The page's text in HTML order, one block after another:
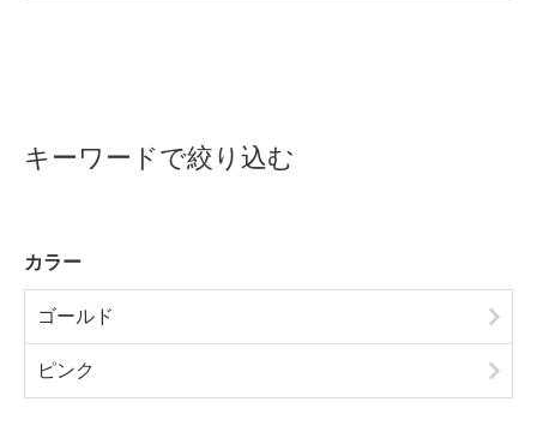
キーワードで絞り込む
カラー
ゴールド
ピンク